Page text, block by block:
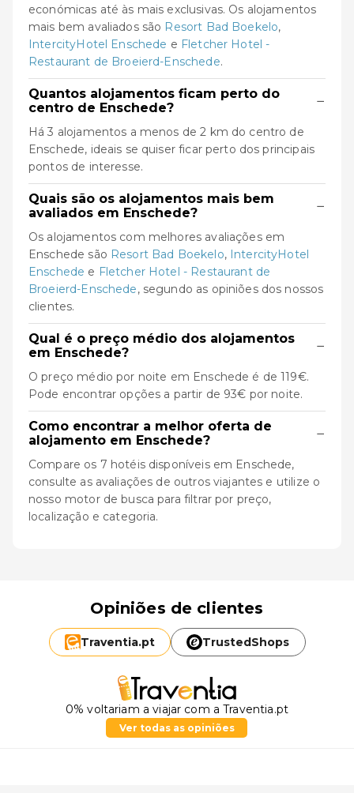
económicas até às mais exclusivas. Os alojamentos
mais bem avaliados são Resort Bad Boekelo,
IntercityHotel Enschede e Fletcher Hotel -
Restaurant de Broeierd-Enschede.
Quantos alojamentos ficam perto do
centro de Enschede?
−
Há 3 alojamentos a menos de 2 km do centro de
Enschede, ideais se quiser ficar perto dos principais
pontos de interesse.
Quais são os alojamentos mais bem
avaliados em Enschede?
−
Os alojamentos com melhores avaliações em
Enschede são Resort Bad Boekelo, IntercityHotel
Enschede e Fletcher Hotel - Restaurant de
Broeierd-Enschede, segundo as opiniões dos nossos
clientes.
Qual é o preço médio dos alojamentos
em Enschede?
−
O preço médio por noite em Enschede é de 119€.
Pode encontrar opções a partir de 93€ por noite.
Como encontrar a melhor oferta de
alojamento em Enschede?
−
Compare os 7 hotéis disponíveis em Enschede,
consulte as avaliações de outros viajantes e utilize o
nosso motor de busca para filtrar por preço,
localização e categoria.
Opiniões de clientes
Traventia.pt TrustedShops
0% voltariam a viajar com a Traventia.pt
Ver todas as opiniões